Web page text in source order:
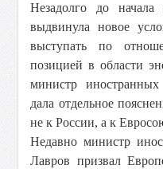
Незадолго до
выдвинула новое
выступать по
позицией в области
министр
дала отдельное
не к России, а к
Недавно министр
Лавров призвал